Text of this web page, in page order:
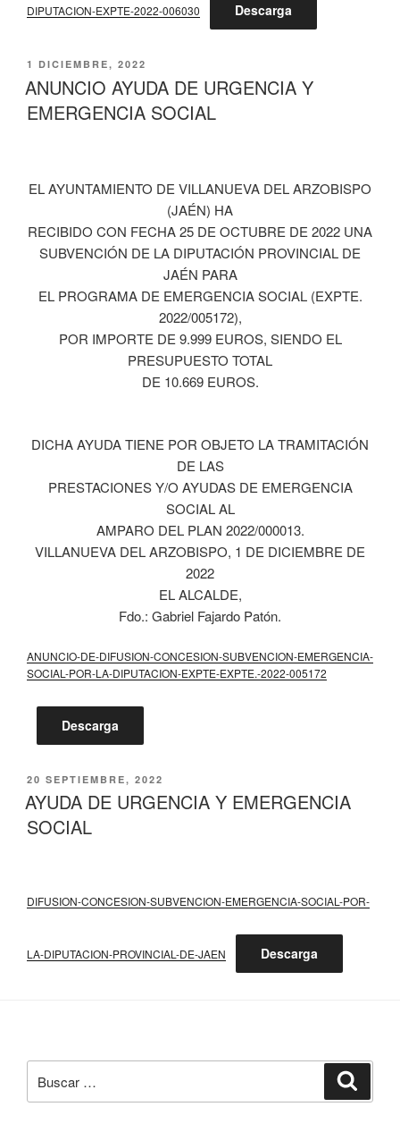
DIPUTACION-EXPTE-2022-006030 Descarga
PUBLICADO
EL
1 DICIEMBRE, 2022
ANUNCIO AYUDA DE URGENCIA Y
EMERGENCIA SOCIAL
EL AYUNTAMIENTO DE VILLANUEVA DEL ARZOBISPO
(JAÉN) HA
RECIBIDO CON FECHA 25 DE OCTUBRE DE 2022 UNA
SUBVENCIÓN DE LA DIPUTACIÓN PROVINCIAL DE
JAÉN PARA
EL PROGRAMA DE EMERGENCIA SOCIAL (EXPTE.
2022/005172),
POR IMPORTE DE 9.999 EUROS, SIENDO EL
PRESUPUESTO TOTAL
DE 10.669 EUROS.
DICHA AYUDA TIENE POR OBJETO LA TRAMITACIÓN
DE LAS
PRESTACIONES Y/O AYUDAS DE EMERGENCIA
SOCIAL AL
AMPARO DEL PLAN 2022/000013.
VILLANUEVA DEL ARZOBISPO, 1 DE DICIEMBRE DE
2022
EL ALCALDE,
Fdo.: Gabriel Fajardo Patón.
ANUNCIO-DE-DIFUSION-CONCESION-SUBVENCION-EMERGENCIA-
SOCIAL-POR-LA-DIPUTACION-EXPTE-EXPTE.-2022-005172
Descarga
PUBLICADO
EL
20 SEPTIEMBRE, 2022
AYUDA DE URGENCIA Y EMERGENCIA
SOCIAL
DIFUSION-CONCESION-SUBVENCION-EMERGENCIA-SOCIAL-POR-
LA-DIPUTACION-PROVINCIAL-DE-JAEN Descarga
por: